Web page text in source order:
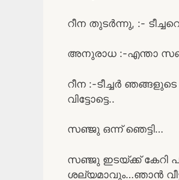
റീന തുടർന്നു, :-
അനുരാധ :-എന്താ
റീന :-ടീച്ചർ
വിട്ടോട്ടെ..
സഞ്ജു ഒന്ന് ഞെട്ടി…
സഞ്ജു ഇടയ്ക്ക് കേറി
ശല്യമാവും…ഞാൻ